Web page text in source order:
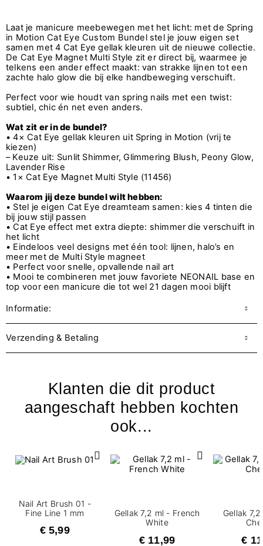
Laat je manicure meebewegen met het licht: met de Spring
in Motion Cat Eye Custom Bundel stel je jouw eigen set
samen met 4 Cat Eye gellak kleuren uit de nieuwe collectie.
De Cat Eye Magnet Multi Style zit er direct bij, waarmee je
telkens een ander effect maakt: van strakke lijnen tot een
zachte halo glow die bij elke handbeweging verschuift.
Perfect voor wie houdt van spring nails met een twist:
subtiel, chic én net even anders.
Wat zit er in de bundel?
• 4× Cat Eye gellak kleuren uit Spring in Motion (vrij te
kiezen)
– Keuze uit: Sunlit Shimmer, Glimmering Blush, Peony Glow,
Lavender Rise
• 1× Cat Eye Magnet Multi Style (11456)
Waarom jij deze bundel wilt hebben:
• Stel je eigen Cat Eye dreamteam samen: kies 4 tinten die
bij jouw stijl passen
• Cat Eye effect met extra diepte: shimmer die verschuift in
het licht
• Eindeloos veel designs met één tool: lijnen, halo’s en
meer met de Multi Style magneet
• Perfect voor snelle, opvallende nail art
• Mooi te combineren met jouw favoriete NEONAIL base en
top voor een manicure die tot wel 21 dagen mooi blijft
Informatie:
Verzending & Betaling
Klanten die dit product
aangeschaft hebben kochten
ook...
Nail Art Brush 01 -
Fine Line 1 mm
€ 5,99
Gellak 7,2 ml - French
White
€ 11,99
Gellak
€